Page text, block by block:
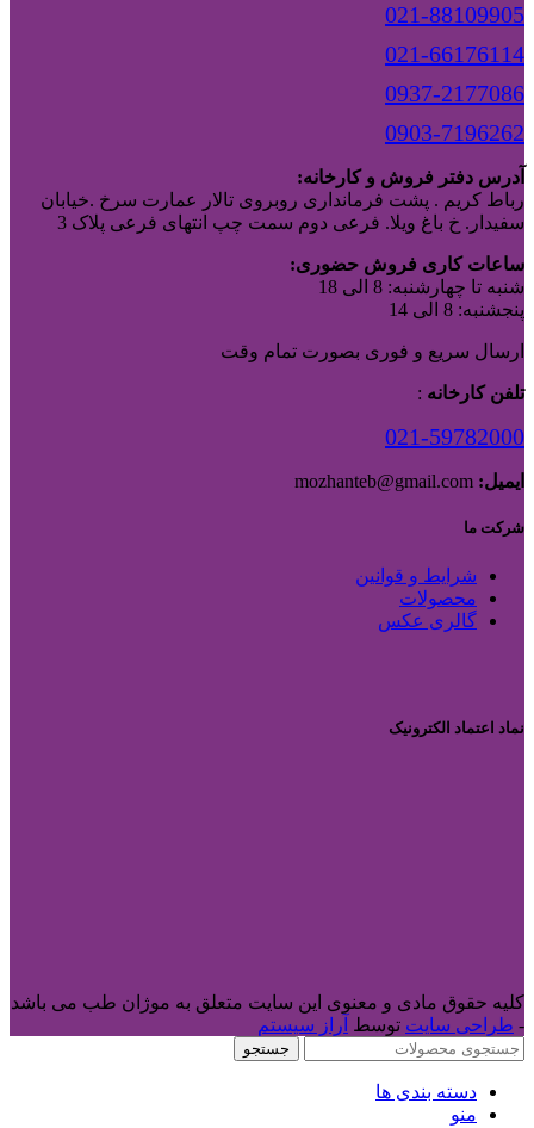
021-88109905
021-66176114
0937-2177086
0903-7196262
آدرس دفتر فروش و کارخانه:
رباط کریم . پشت فرمانداری روبروی تالار عمارت سرخ .خیابان
سفیدار. خ باغ ویلا. فرعی دوم سمت چپ انتهای فرعی پلاک 3
ساعات کاری فروش حضوری:
شنبه تا چهارشنبه: 8 الی 18
پنجشنبه: 8 الی 14
ارسال سریع و فوری بصورت تمام وقت
تلفن کارخانه :
021-59782000
ایمیل:
شرکت ما
شرایط و قوانین
محصولات
گالری عکس
نماد اعتماد الکترونیک
کلیه حقوق مادی و معنوی این سایت متعلق به موژان طب می باشد
- طراحی سایت توسط آراز سیستم
جستجو
دسته بندی ها
منو